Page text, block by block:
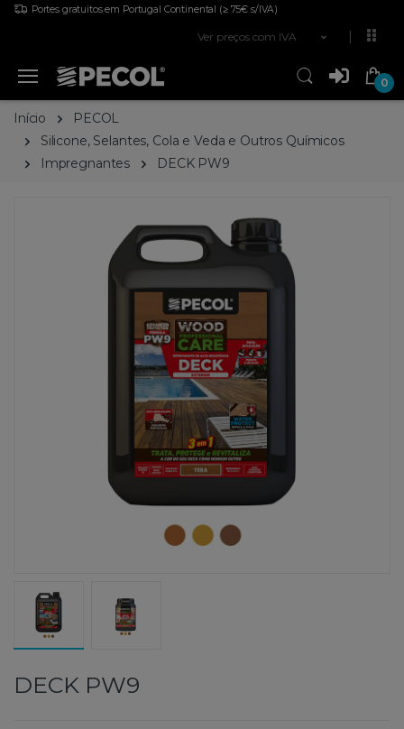
Portes gratuitos em Portugal Continental (≥ 75€ s/IVA)
Ver preços com IVA
0
Início
PECOL
Silicone, Selantes, Cola e Veda e Outros Químicos
Impregnantes
DECK PW9
DECK PW9